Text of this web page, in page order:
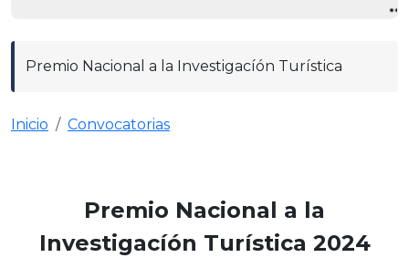
Premio Nacional a la Investigacíón Turística
Inicio Convocatorias
Premio Nacional a la
Investigacíón Turística 2024